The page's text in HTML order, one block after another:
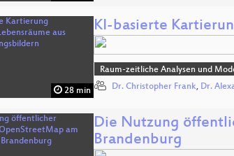
28 min
KI-basierte
Raum-zeitliche Analysen und
Dr. Christopher Frank, Dr.
Die Nutzung
Brandenburg